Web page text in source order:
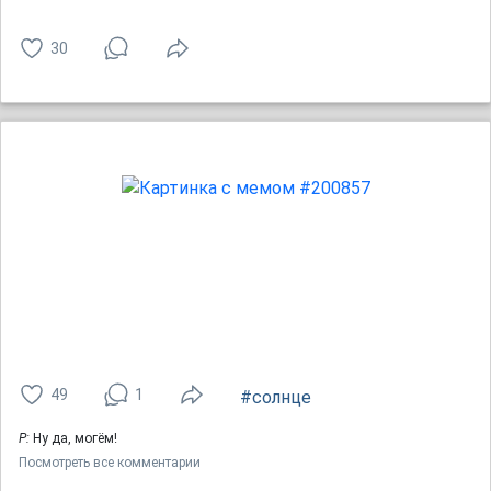
30
49 1 #солнце
Р: Ну да, могём!
Посмотреть все комментарии